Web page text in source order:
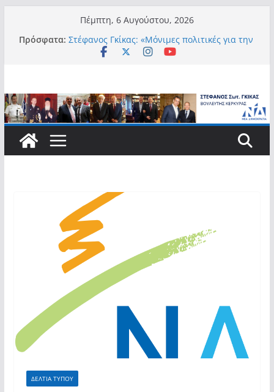
περιεχόμενο
Πέμπτη, 6 Αυγούστου, 2026
Πρόσφατα: Στέφανος Γκίκας: «Μόνιμες πολιτικές για την
αυτονομία, την αξιοπρέπεια και την ισότιμη
Στέφανος Γκίκας:
Στέφανος Γκίκας: «Η πρωτοβουλία “Smart
Island – Gov Access Booth” ενισχύει την
ισότιμη πρόσβαση των νησιωτών μας στις
911 νέους φοιτητές που επέλεξαν τα 6
Τμήματα της Κέρκυρας για τις σπουδές
τους»
Στέφανος Γκίκας: «Οι νέες προκλήσεις, όπως
η τεχνητή νοημοσύνη, η κλιματική κρίση, η
στεγαστική πίεση και η ανάγκη προστασίας
των επόμενων γενεών, επιβάλλουν
σύγχρονες και ουσιαστικές θεσμικές
απαντήσεις»
ΔΕΛΤΙΑ ΤΥΠΟΥ